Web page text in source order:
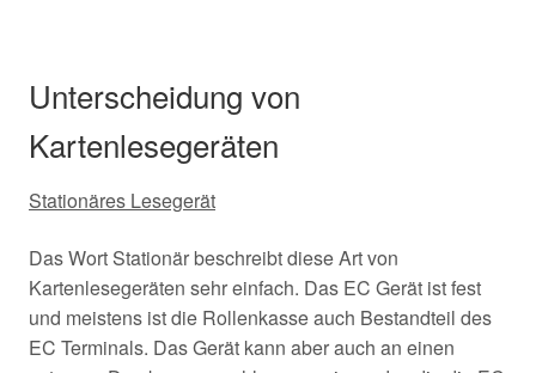
Unterscheidung von
Kartenlesegeräten
Stationäres Lesegerät
Das Wort Stationär beschreibt diese Art von
Kartenlesegeräten sehr einfach. Das EC Gerät ist fest
und meistens ist die Rollenkasse auch Bestandteil des
EC Terminals. Das Gerät kann aber auch an einen